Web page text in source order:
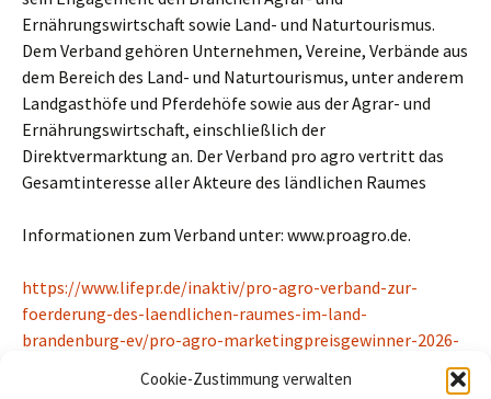
Cookie-Zustimmung verwalten
Ernährungswirtschaft sowie Land- und Naturtourismus.
Dem Verband gehören Unternehmen, Vereine, Verbände aus
dem Bereich des Land- und Naturtourismus, unter anderem
Landgasthöfe und Pferdehöfe sowie aus der Agrar- und
Ernährungswirtschaft, einschließlich der
Direktvermarktung an. Der Verband pro agro vertritt das
Gesamtinteresse aller Akteure des ländlichen Raumes
Informationen zum Verband unter: www.proagro.de.
https://www.lifepr.de/inaktiv/pro-agro-verband-zur-
foerderung-des-laendlichen-raumes-im-land-
brandenburg-ev/pro-agro-marketingpreisgewinner-2026-